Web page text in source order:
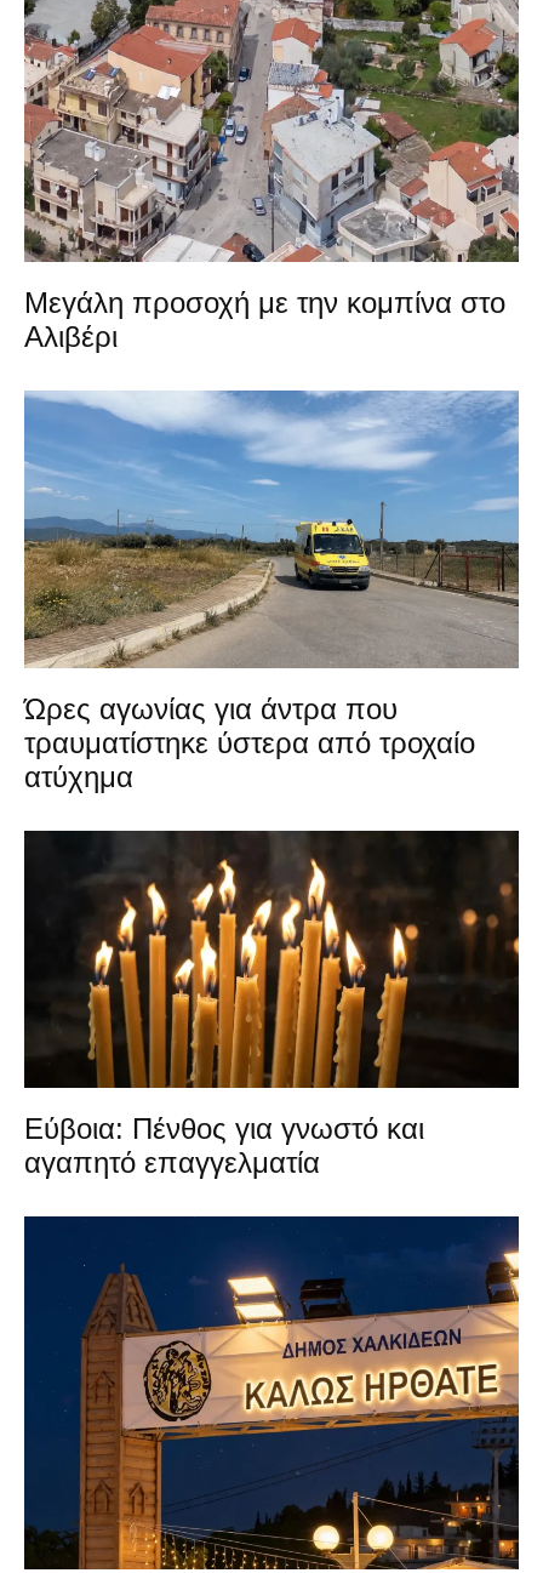
Μεγάλη προσοχή με την κομπίνα στο
Αλιβέρι
Ώρες αγωνίας για άντρα που
τραυματίστηκε ύστερα από τροχαίο
ατύχημα
Εύβοια: Πένθος για γνωστό και
αγαπητό επαγγελματία